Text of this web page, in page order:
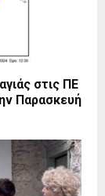
στις ΠΕ
Παρασκευή